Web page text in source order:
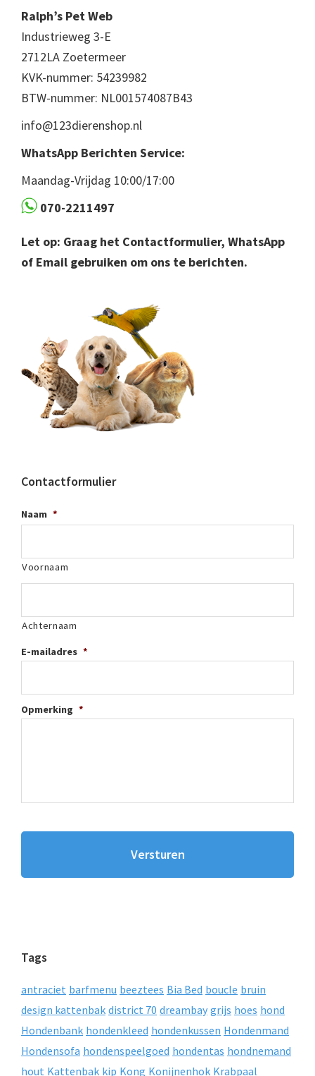
Ralph’s Pet Web
Industrieweg 3-E
2712LA Zoetermeer
KVK-nummer: 54239982
BTW-nummer: NL001574087B43
info@123dierenshop.nl
WhatsApp Berichten Service:
Maandag-Vrijdag 10:00/17:00
070-2211497
Let op: Graag het Contactformulier, WhatsApp
of Email gebruiken om ons te berichten.
Contactformulier
Naam *
Voornaam
Achternaam
E-mailadres *
Opmerking *
Tags
antraciet barfmenu beeztees Bia Bed boucle bruin
design kattenbak district 70 dreambay grijs hoes hond
Hondenbank hondenkleed hondenkussen Hondenmand
Hondensofa hondenspeelgoed hondentas hondnemand
hout Kattenbak kip Kong Konijnenhok Krabpaal